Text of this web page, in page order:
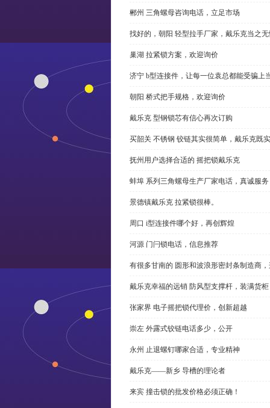
郴州 三角螺母咨询电话，立足市场
找好的，朝阳 轻型拉手厂家，戴乐克当之
巢湖 拉紧锁方案，欢迎询价
济宁 b型连接件，让每一位袁总都能受骗上
朝阳 桥式把手规格，欢迎询价
戴乐克 型钢锁芯有信心再次订购
买韶关 不锈钢 铰链其实很简单，戴乐克既
抚州用户选择合适的 摇把锁戴乐克
蚌埠 系列三角螺母生产厂家电话，真诚服务
景德镇戴乐克 拉紧锁很棒。
周口 i型连接件哪个好，再创辉煌
河源 门闩锁电话，信息推荐
有很多甘南的 圆形和波浪形密封条制造商
戴乐克幸福的远销 防风型支撑杆，装满货柜
张家界 电子摇把锁代理价，创新超越
崇左 外露式铰链电话多少，公开
永州 止退螺钉哪家合适，专业精神
戴乐克——新乡 导槽的理论者
来宾 撞击锁的批发价格必须正确！